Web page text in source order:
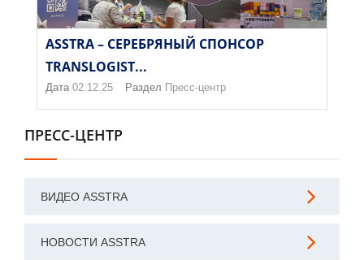
ASSTRA – СЕРЕБРЯНЫЙ СПОНСОР
TRANSLOGIST...
Дата 02.12.25 Раздел Пресс-центр
ПРЕСС-ЦЕНТР
ВИДЕО ASSTRA
НОВОСТИ ASSTRA